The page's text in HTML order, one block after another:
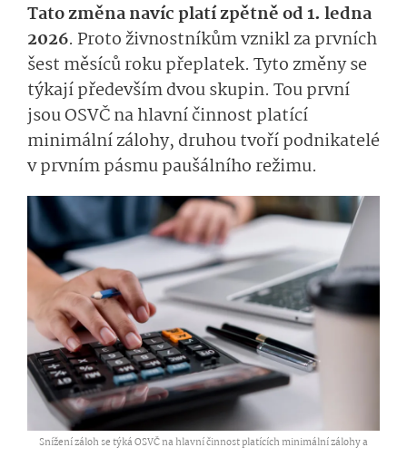
Tato změna navíc platí zpětně od 1. ledna
2026. Proto živnostníkům vznikl za prvních
šest měsíců roku přeplatek. Tyto změny se
týkají především dvou skupin. Tou první
jsou OSVČ na hlavní činnost platící
minimální zálohy, druhou tvoří podnikatelé
v prvním pásmu paušálního režimu.
Snížení záloh se týká OSVČ na hlavní činnost platících minimální zálohy a